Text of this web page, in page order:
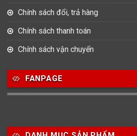
Versace
Máy Cơ Máy Eco Drive
Giới tính
Chính sách đổi, trả hàng
Chính sách thanh toán
Chính sách vận chuyển
FANPAGE